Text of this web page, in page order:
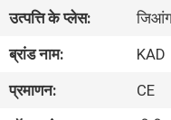
वीडियो
बारे
उत्पत्ति के प्लेस:
ब्रांड नाम:
KAD
प्रमाणन:
CE